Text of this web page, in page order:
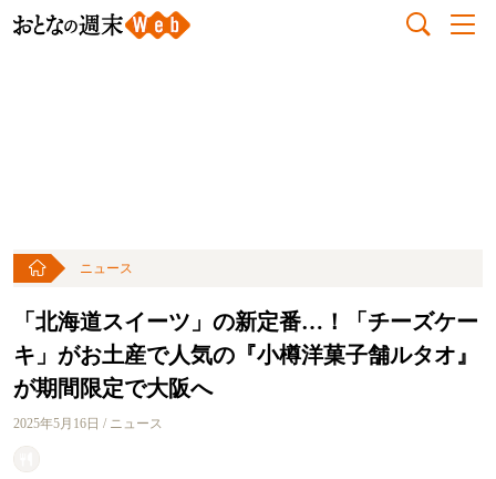
ニュース
「北海道スイーツ」の新定番…！「チーズケー
キ」がお土産で人気の『小樽洋菓子舗ルタオ』
が期間限定で大阪へ
2025年5月16日 / ニュース